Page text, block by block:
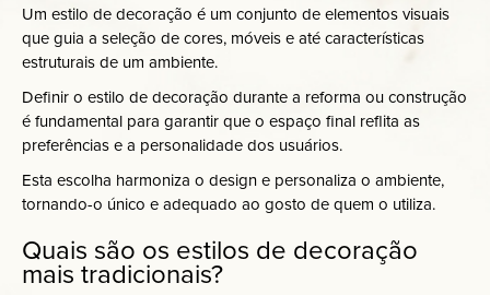
Um estilo de decoração é um conjunto de elementos visuais
que guia a seleção de cores, móveis e até características
estruturais de um ambiente.
Definir o estilo de decoração durante a reforma ou construção
é fundamental para garantir que o espaço final reflita as
preferências e a personalidade dos usuários.
Esta escolha harmoniza o design e personaliza o ambiente,
tornando-o único e adequado ao gosto de quem o utiliza.
Quais são os estilos de decoração
mais tradicionais?